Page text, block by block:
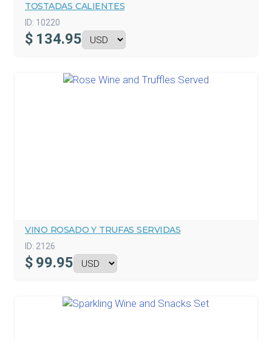
TOSTADAS CALIENTES
ID: 10220
$ 134.95
VINO ROSADO Y TRUFAS SERVIDAS
ID: 2126
$ 99.95